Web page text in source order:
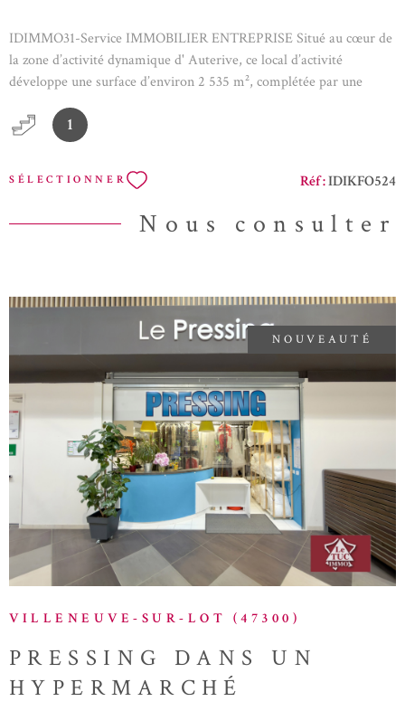
IDIMMO31-Service IMMOBILIER ENTREPRISE Situé au cœur de
la zone d’activité dynamique d' Auterive, ce local d’activité
développe une surface d’environ 2 535 m², complétée par une
mezzanine de 113 m², offrant des volumes fonctionnels et
modulables. Le bâtiment, en bon état général, se prête
parfaitement à une activité industrielle, artisanale ou logistique. Il
dispose de nombreux bureaux aménagés, permettant d’accueillir
confortablement les équipes administratives et opérationnelles
dans un cadre de travail structuré et agréable. Une salle de repos
est également présente, apportant un espace dédié au bien-être du
l’accès et la circulation, tant pour les collaborateurs que pour les
visiteurs ou les livraisons. Implanté dans un environnement
professionnel attractif et en plein essor, ce bien bénéficie d’une
excellente accessibilité et d’une visibilité intéressante au sein de la
zone Héméra, reconnue pour son dynamisme économique. Le local
peut être cloisonné et divisé pour diverses activités
1
SÉLECTIONNER Réf :IDIKFO524
Nous consulter
VILLENEUVE-SUR-LOT (47300)
PRESSING DANS UN
HYPERMARCHÉ
NOUVEAUTÉ
VOIR LE BIEN